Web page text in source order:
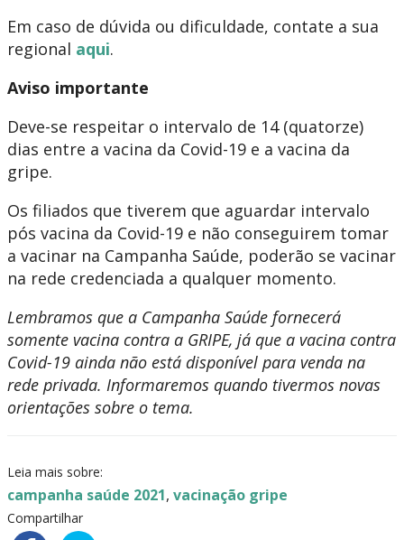
Em caso de dúvida ou dificuldade, contate a sua
regional aqui.
Aviso importante
Deve-se respeitar o intervalo de 14 (quatorze)
dias entre a vacina da Covid-19 e a vacina da
gripe.
Os filiados que tiverem que aguardar intervalo
pós vacina da Covid-19 e não conseguirem tomar
a vacinar na Campanha Saúde, poderão se vacinar
na rede credenciada a qualquer momento.
Lembramos que a Campanha Saúde fornecerá
somente vacina contra a GRIPE, já que a vacina contra
Covid-19 ainda não está disponível para venda na
rede privada. Informaremos quando tivermos novas
orientações sobre o tema.
Leia mais sobre:
campanha saúde 2021, vacinação gripe
Compartilhar